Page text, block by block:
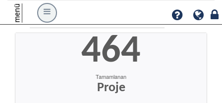
menü
464
Tamamlanan
Proje